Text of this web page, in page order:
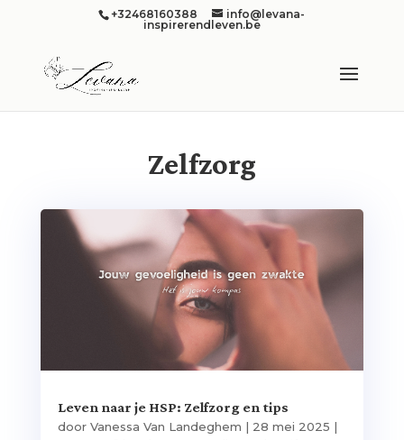
+32468160388
info@levana-
inspirerendleven.be
Zelfzorg
Leven naar je HSP: Zelfzorg en tips
door Vanessa Van Landeghem | 28 mei 2025 |